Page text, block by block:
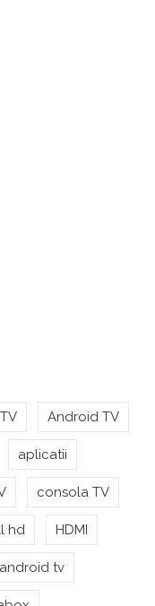
Android TV
aplicatii
consola TV
hd HDMI
tv